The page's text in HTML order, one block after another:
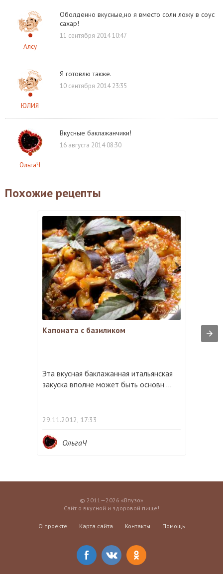
Алсу
Оболденно вкусные,но я вместо соли ложу в соус
сахар!
11 сентября 2014 10:47
ЮЛИЯ
Я готовлю также.
10 сентября 2014 23:35
ОльгаЧ
Вкусные баклажанчики!
16 августа 2014 08:30
Похожие рецепты
Капоната с базиликом
Эта вкусная баклажанная итальянская
закуска вполне может быть основн ...
29.11.2012, 17:33
ОльгаЧ
© 2011—2026 «Впузо»
Сайт о вкусной и здоровой пище!
О проекте Карта сайта Контакты Помощь